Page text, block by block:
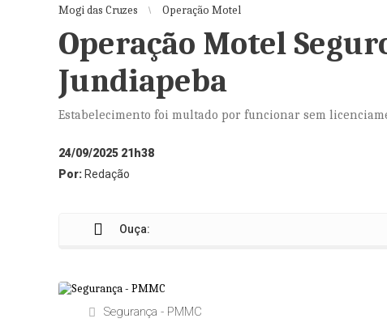
Mogi das Cruzes Operação Motel
Operação Motel
Jundiapeba
Estabelecimento foi multado por funcionar sem
24/09/2025 21h38
Por: Redação
Ouça:
Segurança - PMMC